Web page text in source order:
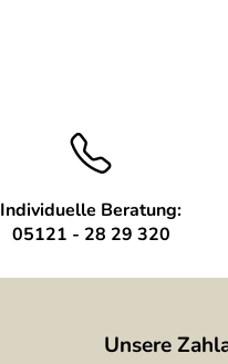
Individuelle Beratung:
05121 - 28 29 320
Unsere